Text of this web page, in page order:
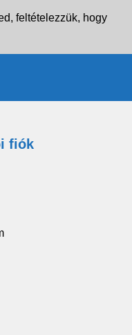
feltételezzük, hogy
fiók